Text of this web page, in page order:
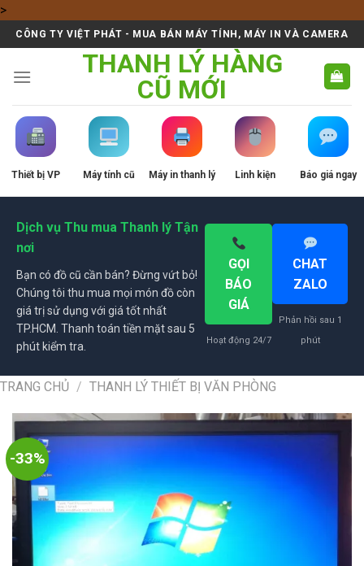
>Skip
to
content
CÔNG TY VIỆT PHÁT - MUA BÁN MÁY TÍNH, MÁY IN VÀ CAMERA
THANH LÝ HÀNG
CŨ MỚI
Thiết bị VP Máy tính cũ Máy in thanh lý Linh kiện Báo giá ngay
Dịch vụ Thu mua Thanh lý Tận
nơi
Bạn có đồ cũ cần bán? Đừng vứt bỏ!
Chúng tôi thu mua mọi món đồ còn
giá trị sử dụng với giá tốt nhất
TP.HCM. Thanh toán tiền mặt sau 5
phút kiểm tra.
GỌI
BÁO
GIÁ
Hoạt động 24/7
CHAT
ZALO
Phản hồi sau 1
phút
TRANG CHỦ / THANH LÝ THIẾT BỊ VĂN PHÒNG
-33%